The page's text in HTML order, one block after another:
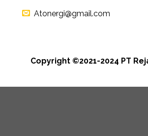
Atonergi@gmail.com
Copyright ©2021-2024 PT